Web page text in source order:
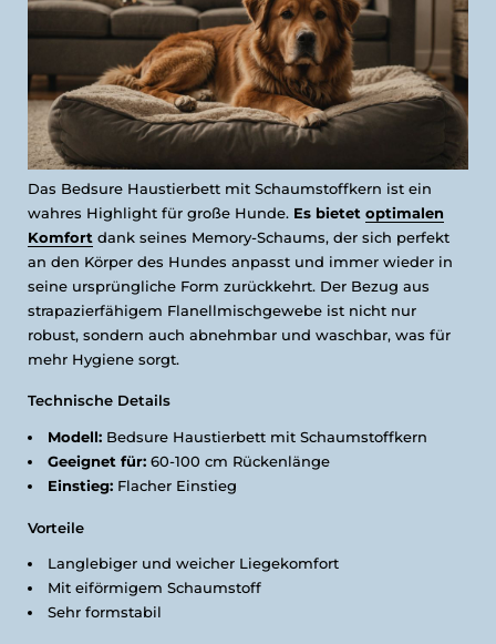
Das Bedsure Haustierbett mit Schaumstoffkern ist ein
wahres Highlight für große Hunde. Es bietet optimalen
Komfort dank seines Memory-Schaums, der sich perfekt
an den Körper des Hundes anpasst und immer wieder in
seine ursprüngliche Form zurückkehrt. Der Bezug aus
strapazierfähigem Flanellmischgewebe ist nicht nur
robust, sondern auch abnehmbar und waschbar, was für
mehr Hygiene sorgt.
Technische Details
Modell: Bedsure Haustierbett mit Schaumstoffkern
Geeignet für: 60-100 cm Rückenlänge
Einstieg: Flacher Einstieg
Vorteile
Langlebiger und weicher Liegekomfort
Mit eiförmigem Schaumstoff
Sehr formstabil